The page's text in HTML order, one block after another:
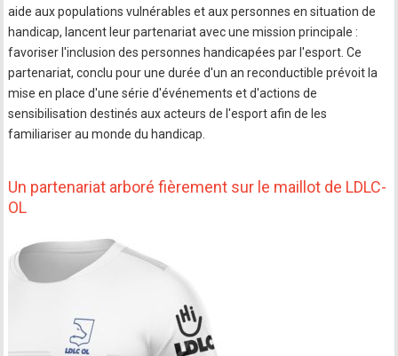
aide aux populations vulnérables et aux personnes en situation de
handicap, lancent leur partenariat avec une mission principale :
favoriser l'inclusion des personnes handicapées par l'esport. Ce
partenariat, conclu pour une durée d'un an reconductible prévoit la
mise en place d'une série d'événements et d'actions de
sensibilisation destinés aux acteurs de l'esport afin de les
familiariser au monde du handicap.
Un partenariat arboré fièrement sur le maillot de LDLC-
OL